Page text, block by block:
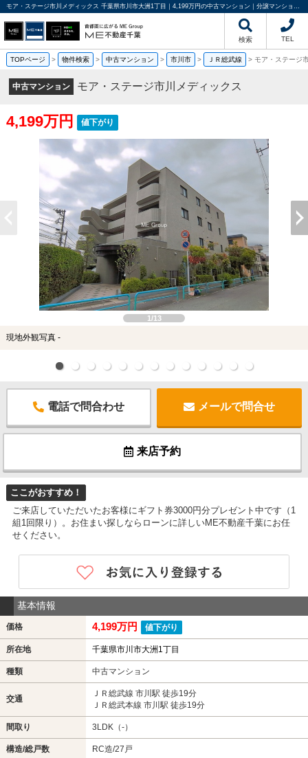
モア・ステージ市川メディックス 千葉県市川市大洲1丁目｜4,199万円の中古マンション｜分譲マンション情報｜ME不動産千葉
検索 TEL
TOPページ > 物件検索 > 中古マンション > 市川市 > ＪＲ総武線 > モア・ステージ
中古マンション モア・ステージ市川メディックス
4,199万円 値下がり
1/13
現地外観写真 -
電話で問合わせ メールで問合せ
来店予約
ここがおすすめ！
ご来店していただいたお客様にギフト券3000円分プレゼント中です（1
組1回限り）。お住まい探しならローンに詳しいME不動産千葉にお任
せください。
基本情報
価格 4,199万円 値下がり
所在地 千葉県市川市大洲1丁目
種類 中古マンション
交通
ＪＲ総武線 市川駅 徒歩19分
ＪＲ総武本線 市川駅 徒歩19分
間取り 3LDK（-）
構造/総戸数 RC造/27戸